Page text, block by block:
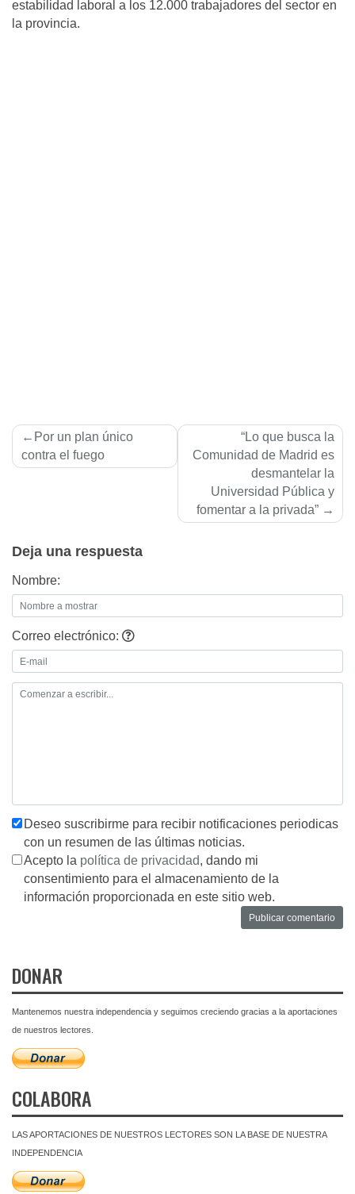
estabilidad laboral a los 12.000 trabajadores del sector en
la provincia.
Navegación
de
Por un plan único
contra el fuego
“Lo que busca la
Comunidad de Madrid es
desmantelar la
Universidad Pública y
fomentar a la privada”
Deja una respuesta
Nombre:
Correo electrónico:
Deseo suscribirme para recibir notificaciones periodicas
con un resumen de las últimas noticias.
Acepto la política de privacidad, dando mi
consentimiento para el almacenamiento de la
información proporcionada en este sitio web.
DONAR
Mantenemos nuestra independencia y seguimos creciendo gracias a la aportaciones
de nuestros lectores.
COLABORA
LAS APORTACIONES DE NUESTROS LECTORES SON LA BASE DE NUESTRA
INDEPENDENCIA